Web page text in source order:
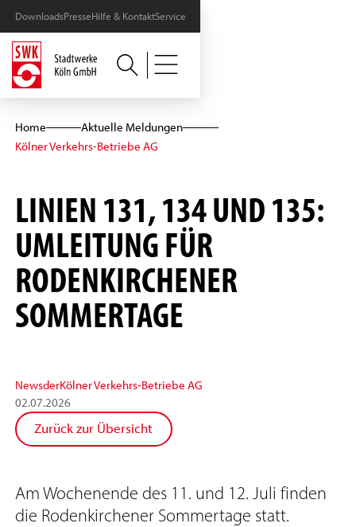
DownloadsPresseHilfe & KontaktService
Home
Aktuelle Meldungen
Kölner Verkehrs-Betriebe AG
LINIEN 131, 134 UND 135:
UMLEITUNG FÜR
RODENKIRCHENER
SOMMERTAGE
NewsderKölner Verkehrs-Betriebe AG
02.07.2026
Zurück zur Übersicht
Am Wochenende des 11. und 12. Juli finden
die Rodenkirchener Sommertage statt.